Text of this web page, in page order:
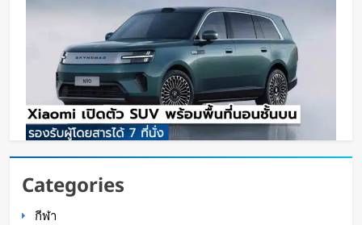
Xiaomi เปิดตัว SUV พร้อมพื้นที่นอนชั้นบน รองรับผู้
โดยสารได้ 7 ที่นั่ง
Categories
กีฬา